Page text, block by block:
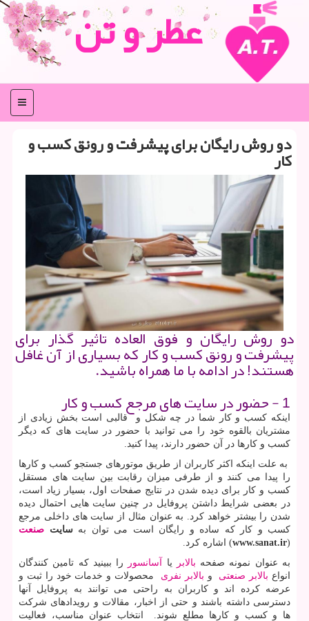
عطر و تن
منو
دو روش رایگان برای پیشرفت و رونق كسب و
كار
دو روش رایگان و فوق العاده تاثیر گذار برای
پیشرفت و رونق كسب و كار كه بسیاری از آن غافل
هستند! در ادامه با ما همراه باشید.
1 - حضور در سایت های مرجع کسب و کار
اینکه کسب و کار شما در چه شکل و قالبی است بخش زیادی از
مشتریان بالقوه خود را می توانید با حضور در سایت های که دیگر
کسب و کارها در آن حضور دارند، پیدا کنید.
به علت اینکه اکثر کاربران از طریق موتورهای جستجو کسب و کارها
را پیدا می کنند و از طرفی میزان رقابت بین سایت های مستقل
کسب و کار برای دیده شدن در نتایج صفحات اول، بسیار زیاد است،
در بعضی شرایط داشتن پروفایل در چنین سایت هایی احتمال دیده
شدن را بیشتر خواهد کرد. به عنوان مثال از سایت های داخلی مرجع
کسب و کار که ساده و رایگان است می توان بهسایت صنعت
(
www.sanat.ir) اشاره کرد.
به عنوان نمونه صفحه بالابر یا آسانسور
را ببینید که تامین کنندگان
انواع بالابر صنعتی و بالابر نفری محصولات و خدمات خود را ثبت و
عرضه کرده اند و کاربران به راحتی می توانند به پروفایل آنها
دسترسی داشته باشند و حتی از اخبار، مقالات و رویدادهای شرکت
ها و کسب و کارها مطلع شوند. انتخاب عنوان مناسب، فعالیت